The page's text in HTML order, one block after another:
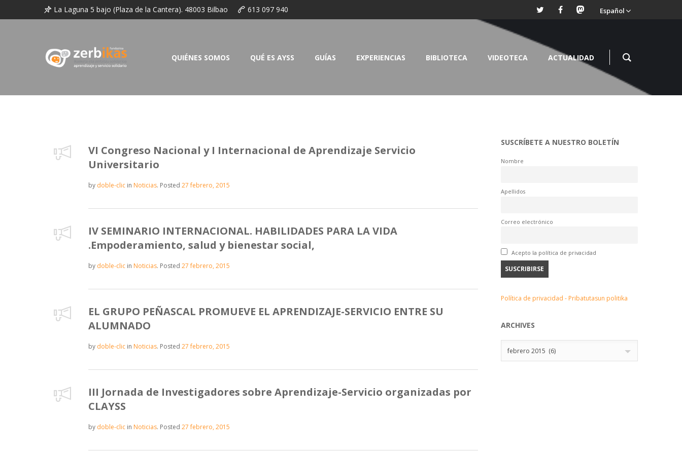
La Laguna 5 bajo (Plaza de la Cantera). 48003 Bilbao 613 097 940 Español
QUIÉNES SOMOS QUÉ ES AYSS GUÍAS EXPERIENCIAS BIBLIOTECA VIDEOTECA ACTUALIDAD
VI Congreso Nacional y I Internacional de Aprendizaje Servicio
Universitario
by doble-clic in Noticias. Posted 27 febrero, 2015
IV SEMINARIO INTERNACIONAL. HABILIDADES PARA LA VIDA
.Empoderamiento, salud y bienestar social,
by doble-clic in Noticias. Posted 27 febrero, 2015
EL GRUPO PEÑASCAL PROMUEVE EL APRENDIZAJE-SERVICIO ENTRE SU
ALUMNADO
by doble-clic in Noticias. Posted 27 febrero, 2015
III Jornada de Investigadores sobre Aprendizaje-Servicio organizadas por
CLAYSS
by doble-clic in Noticias. Posted 27 febrero, 2015
SUSCRÍBETE A NUESTRO BOLETÍN
Nombre
Apellidos
Correo electrónico
Acepto la política de privacidad
Política de privacidad - Pribatutasun politika
ARCHIVES
febrero 2015 (6)